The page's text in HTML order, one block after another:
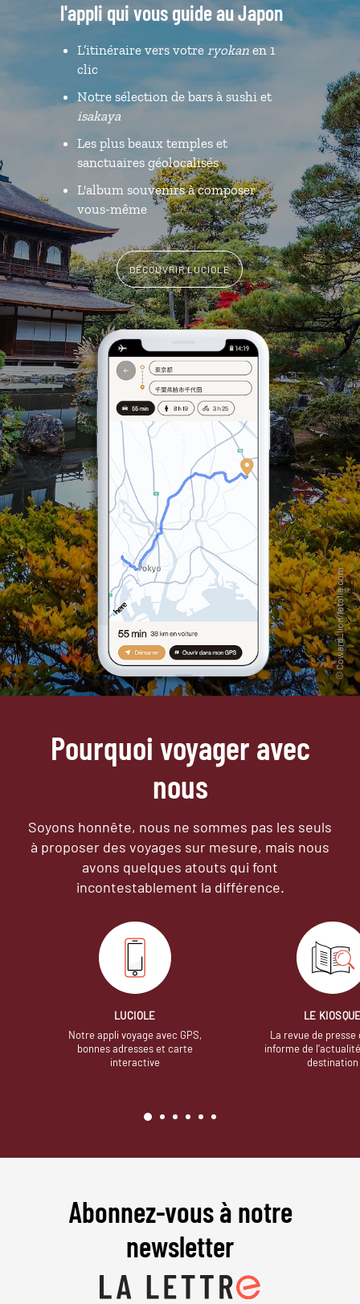
l'appli qui vous guide au Japon
L’itinéraire vers votre ryokanen 1
clic
Notre sélection de bars à sushi et
isakaya
Les plus beaux temples et
sanctuaires géolocalisés
L'album souvenirs à composer
vous-même
DÉCOUVRIR LUCIOLE
Pourquoi voyager avec
nous
Soyons honnête, nous ne sommes pas les seuls
à proposer des voyages sur mesure, mais nous
avons quelques atouts qui font
incontestablement la différence.
LUCIOLE
Notre appli voyage avec GPS,
bonnes adresses et carte
interactive
LE
La revue de presse
informe de
destination
Abonnez-vous à notre
newsletter